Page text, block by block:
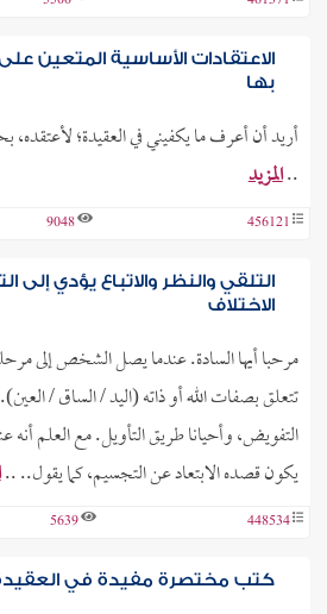
الاعتقادات الأساسية المتعين
بها
أريد أن أعرف ما يكفيني في العقيدة؛
..المزيد
456121
9048
التلقي والنظر والاتباع يؤدي إلى
الاختلاف
مرحبا أيها السادة. عندما يصل الشخص إلى
تتعلق بصفات الله أو ذاته (اليد / الساق /
التفويض، وأحيانا طريق التأويل. مع العلم أنه
يكون قصده الابتعاد عن التجسيم، كما يقول.. ..
448534
5639
كتب مختصرة مفيدة في